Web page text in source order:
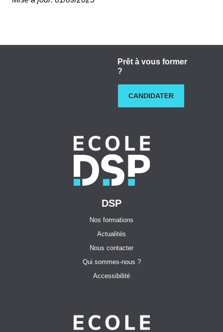
Prêt à vous former
?
CANDIDATER
DSP
Nos formations
Actualités
Nous contacter
Qui sommes-nous ?
Accessibilité